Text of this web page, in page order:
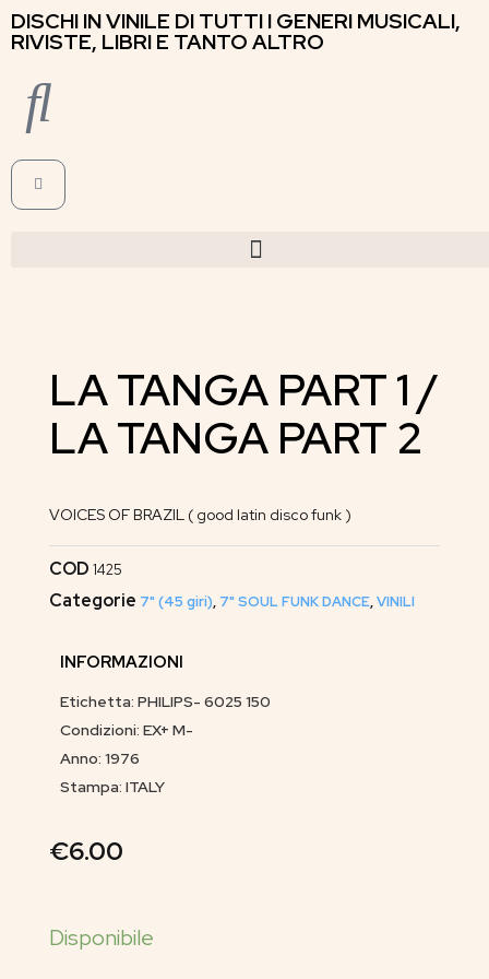
DISCHI IN VINILE DI TUTTI I GENERI MUSICALI,
RIVISTE, LIBRI E TANTO ALTRO
LA TANGA PART 1 /
LA TANGA PART 2
VOICES OF BRAZIL ( good latin disco funk )
COD 1425
Categorie 7" (45 giri), 7" SOUL FUNK DANCE,VINILI
INFORMAZIONI
Etichetta: PHILIPS- 6025 150
Condizioni: EX+ M-
Anno: 1976
Stampa: ITALY
€6.00